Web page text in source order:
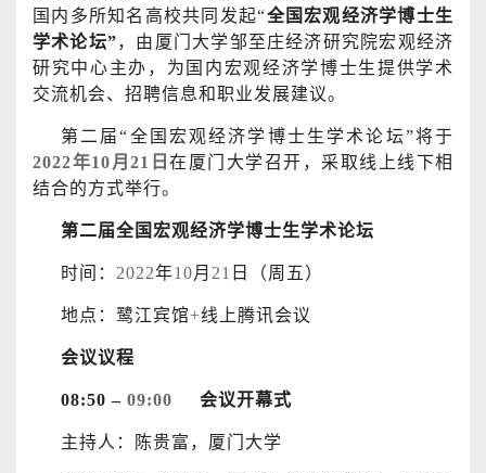
国内多所知名高校共同发起“全国宏观经济学博士生
学术论坛”，由厦门大学邹至庄经济研究院宏观经济
研究中心主办，为国内宏观经济学博士生提供学术
交流机会、招聘信息和职业发展建议。
第二届“全国宏观经济学博士生学术论坛”将于
2022年10 月 21 日 在厦门大学召开，采取线上线下相
结合的方式举行。
第二届全国宏观经济学博士生学术论坛
时间： 2022年10月 21 日（周五）
地点：鹭江宾馆+线上腾讯会议
会议议程
08:50– 09:00 会议开幕式
主持人：陈贵富，厦门大学